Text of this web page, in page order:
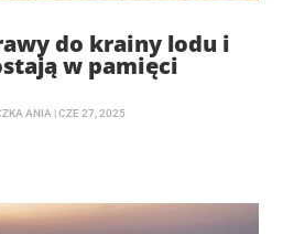
do krainy lodu i
w pamięci
ANIA |CZE 27, 2025